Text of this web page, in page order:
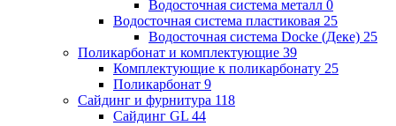
Водосточная система металл 0
Водосточная система пластиковая 25
Водосточная система Docke (Деке) 25
Поликарбонат и комплектующие 39
Комплектующие к поликарбонату 25
Поликарбонат 9
Сайдинг и фурнитура 118
Сайдинг GL 44